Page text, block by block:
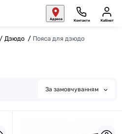
Адреса Контакти Кабінет
Дзюдо Пояса для дзюдо
За замовчуванням